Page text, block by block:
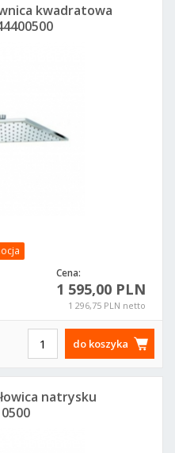
Cena:
1 595,00 PLN
1 296,75 PLN netto
kwadratowa
do koszyka
natrysku